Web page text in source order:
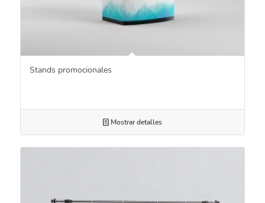
Stands promocionales
Mostrar detalles